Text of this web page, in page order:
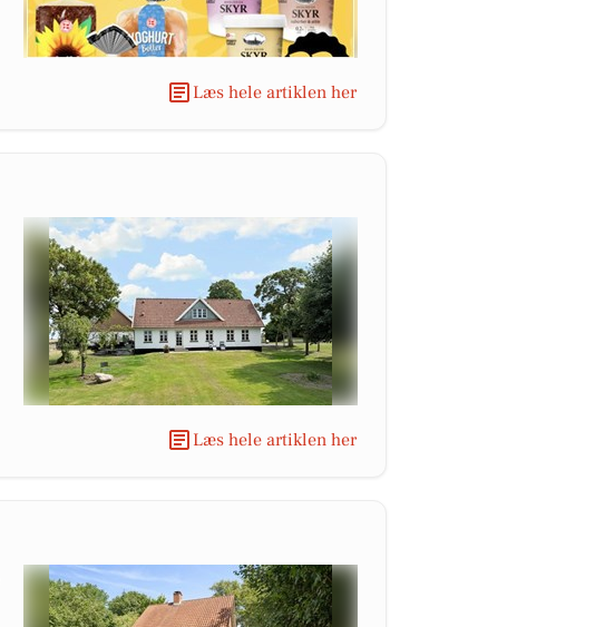
Læs hele artiklen her
Læs hele artiklen her